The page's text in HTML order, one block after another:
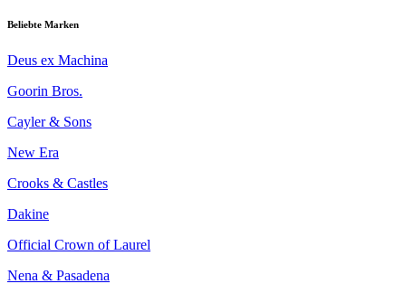
Beliebte Marken
Deus ex Machina
Goorin Bros.
Cayler & Sons
New Era
Crooks & Castles
Dakine
Official Crown of Laurel
Nena & Pasadena